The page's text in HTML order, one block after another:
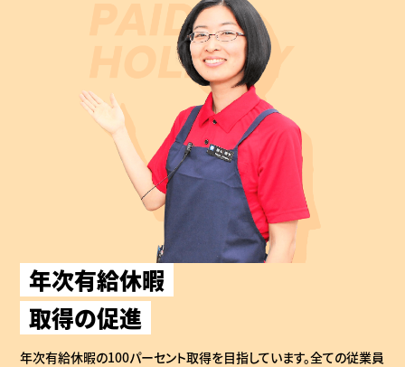
年次有給休暇
取得の促進
年次有給休暇の100パーセント取得を目指しています。全ての従業員